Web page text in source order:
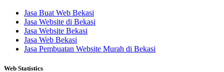
Jasa Buat Web Bekasi
Jasa Website di Bekasi
Jasa Website Bekasi
Jasa Web Bekasi
Jasa Pembuatan Website Murah di Bekasi
Web Statistics